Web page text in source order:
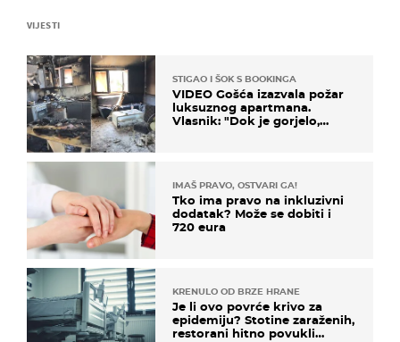
VIJESTI
STIGAO I ŠOK S BOOKINGA
VIDEO Gošća izazvala požar
luksuznog apartmana.
Vlasnik: "Dok je gorjelo,
IMAŠ PRAVO, OSTVARI GA!
Tko ima pravo na inkluzivni
dodatak? Može se dobiti i
720 eura
KRENULO OD BRZE HRANE
Je li ovo povrće krivo za
epidemiju? Stotine zaraženih,
restorani hitno povukli